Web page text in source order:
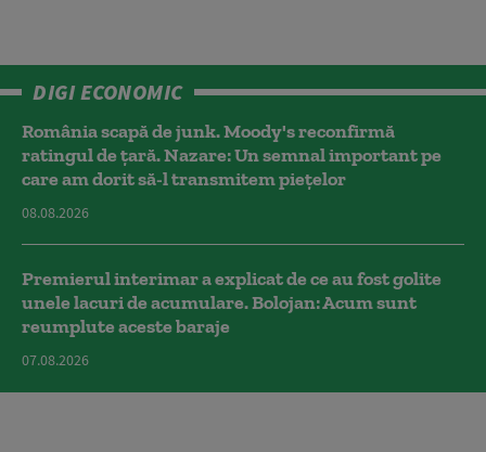
DIGI ECONOMIC
România scapă de junk. Moody's reconfirmă
ratingul de țară. Nazare: Un semnal important pe
care am dorit să-l transmitem piețelor
08.08.2026
Premierul interimar a explicat de ce au fost golite
unele lacuri de acumulare. Bolojan: Acum sunt
reumplute aceste baraje
07.08.2026